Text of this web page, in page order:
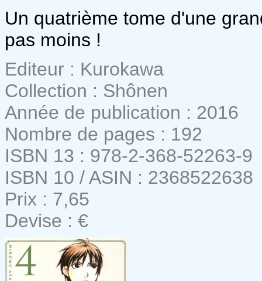
Un quatrième tome d'une
pas moins !
Editeur : Kurokawa
Collection : Shônen
Année de publication : 2016
Nombre de pages : 192
ISBN 13 : 978-2-368-52263-9
ISBN 10 / ASIN : 2368522638
Prix : 7,65
Devise : €